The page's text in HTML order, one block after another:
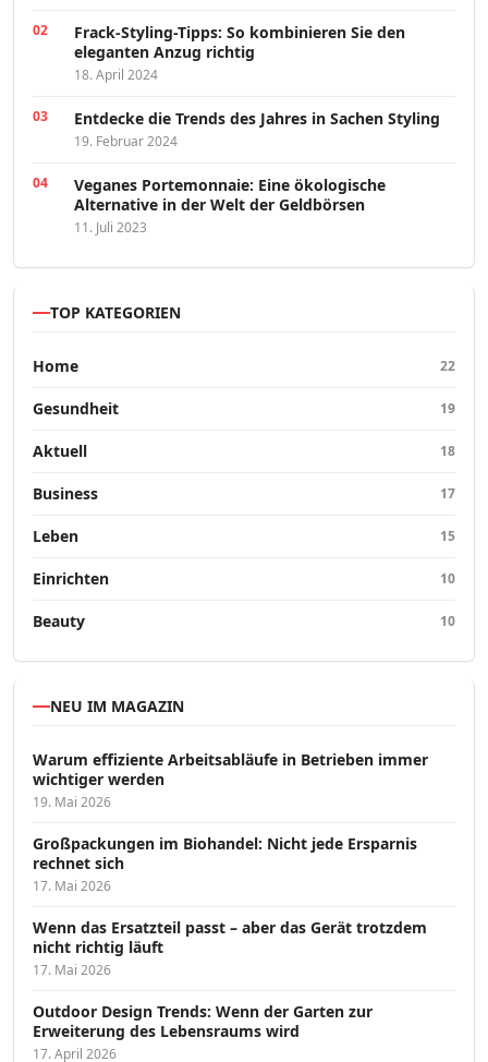
Frack-Styling-Tipps: So kombinieren Sie den
eleganten Anzug richtig
18. April 2024
Entdecke die Trends des Jahres in Sachen Styling
19. Februar 2024
Veganes Portemonnaie: Eine ökologische
Alternative in der Welt der Geldbörsen
11. Juli 2023
TOP KATEGORIEN
Home 22
Gesundheit 19
Aktuell 18
Business 17
Leben 15
Einrichten 10
Beauty 10
NEU IM MAGAZIN
Warum effiziente Arbeitsabläufe in Betrieben immer
wichtiger werden
19. Mai 2026
Großpackungen im Biohandel: Nicht jede Ersparnis
rechnet sich
17. Mai 2026
Wenn das Ersatzteil passt – aber das Gerät trotzdem
nicht richtig läuft
17. Mai 2026
Outdoor Design Trends: Wenn der Garten zur
Erweiterung des Lebensraums wird
17. April 2026